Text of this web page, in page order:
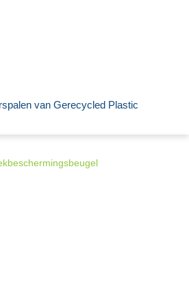
van Gerecycled Plastic